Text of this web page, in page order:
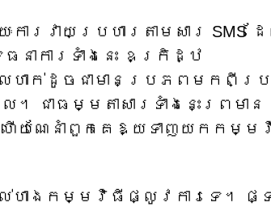
ារវាយប្រហារតាមសារ SMS ដ
នាការទាំងនេះ ឧក្រិដ្ឋ
លហាក់ដូចជាមានប្រភពមកពីប្
ជាធម្មតាសារទាំងនេះព្រមាន
យណែនាំពួកគេឱ្យទាញយកកម្ម
ល់ហាងកម្មវិធីផ្លូវការទេ។ ផ្